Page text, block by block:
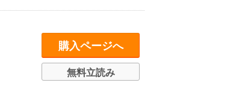
購入ページへ
無料立読み